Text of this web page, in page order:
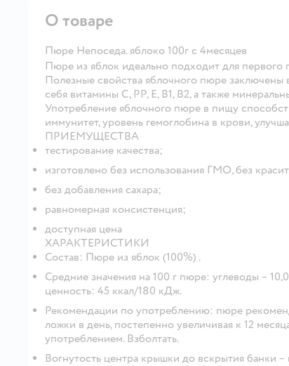
О товаре
Пюре Непоседa. яблоко 100г с 4месяцев
Пюре из яблок идеально подходит для
Полезные свойства яблочного пюре заключены
себя витамины С, РР, Е, В1, В2, а также
Употребление яблочного пюре в пищу
иммунитет, уровень гемоглобина в крови,
ПРИЕМУЩЕСТВА
тестирование качества;
изготовлено без использования ГМО, без
без добавления сахара;
равномерная консистенция;
доступная цена
ХАРАКТЕРИСТИКИ
Состав: Пюре из яблок (100%) .
Средние значения на 100 г пюре: углеводы –
ценность: 45 ккал/180 кДж.
Рекомендации по употреблению: пюре
ложки в день, постепенно увеличивая к 12
употреблением. Взболтать.
Вогнутость центра крышки до вскрытия банки –